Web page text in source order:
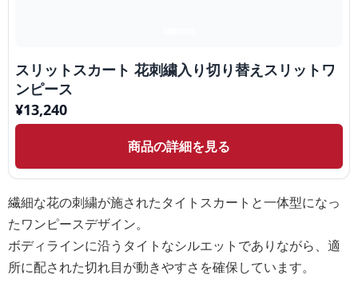
スリットスカート 花刺繍入り切り替えスリットワ
ンピース
¥13,240
商品の詳細を見る
繊細な花の刺繍が施されたタイトスカートと一体型になっ
たワンピースデザイン。
ボディラインに沿うタイトなシルエットでありながら、適
所に配された切れ目が動きやすさを確保しています。